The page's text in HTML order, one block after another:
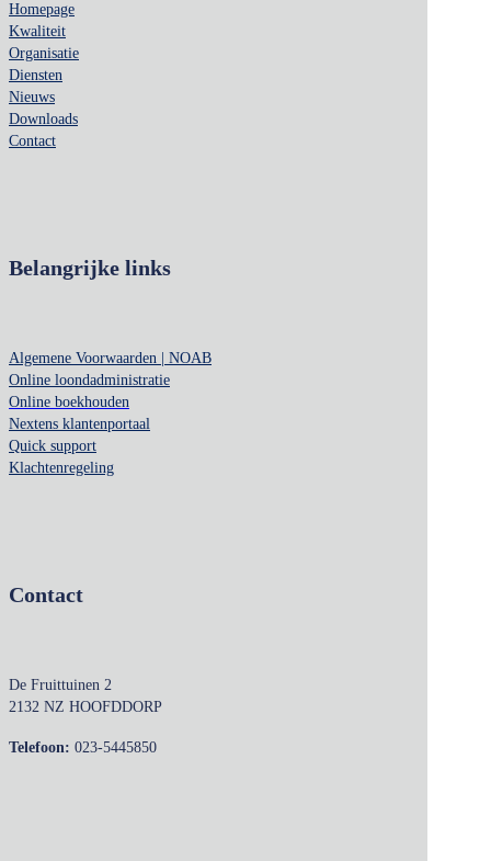
Homepage
Kwaliteit
Organisatie
Diensten
Nieuws
Downloads
Contact
Belangrijke links
Algemene Voorwaarden | NOAB
Online loondadministratie
Online boekhouden
Nextens klantenportaal
Quick support
Klachtenregeling
Contact
De Fruittuinen 2
2132 NZ HOOFDDORP
Telefoon: 023-5445850